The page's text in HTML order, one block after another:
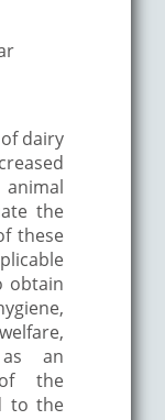
dairy
the
these
obtain
an
the
to the